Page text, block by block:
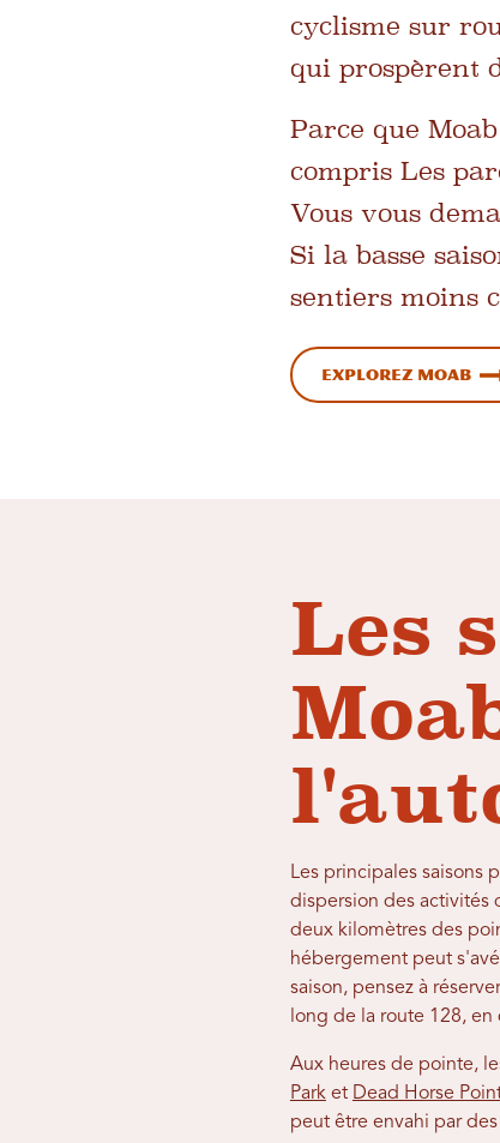
cyclisme sur
qui prospèrent
Parce que
compris Les
Vous vous
Si la basse
sentiers moins
Explorez Moab
Les
Les principales saisons
dispersion des activités
deux kilomètres des
hébergement peut
saison, pensez à
long de la route 128, en
Aux heures de pointe,
Parket Dead Horse
peut être envahi par